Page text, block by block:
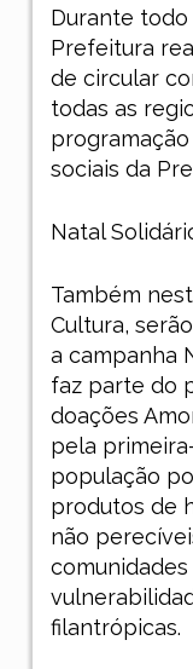
Durante
Prefeitura
de circular
todas as
sociais da
Natal
Também
Cultura,
a campanha
faz parte do
doações
pela
população
produtos de
não
filantrópicas.